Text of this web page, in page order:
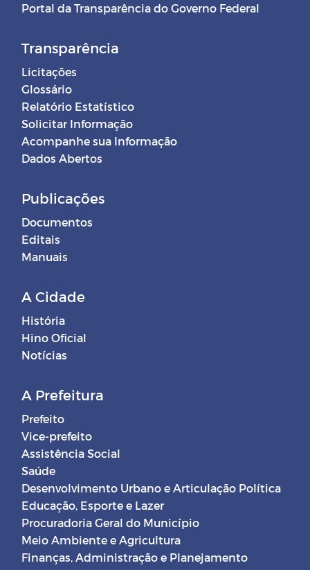
Portal da Transparência do Governo Federal
Transparência
Licitações
Glossário
Relatório Estatístico
Solicitar Informação
Acompanhe sua Informação
Dados Abertos
Publicações
Documentos
Editais
Manuais
A Cidade
História
Hino Oficial
Notícias
A Prefeitura
Prefeito
Vice-prefeito
Assistência Social
Saúde
Desenvolvimento Urbano e Articulação Política
Educação, Esporte e Lazer
Procuradoria Geral do Município
Meio Ambiente e Agricultura
Finanças, Administração e Planejamento